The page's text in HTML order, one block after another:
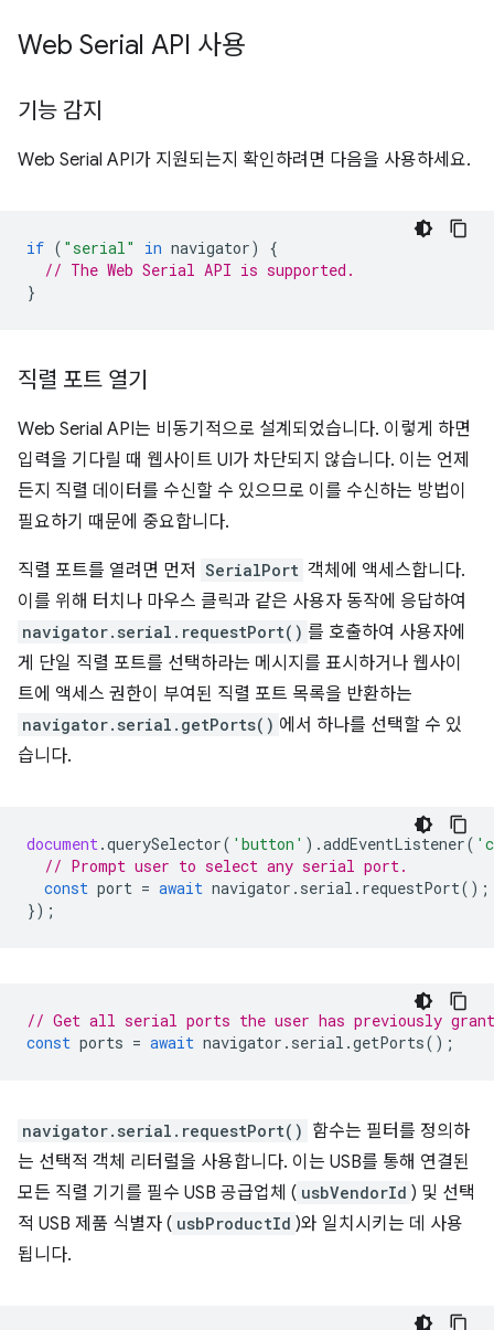
Web Serial API 사용
기능 감지
Web Serial API가 지원되는지 확인하려면 다음을 사용하세요.
if ( "serial" in navigator)
{
// The Web Serial API is supported.
}
직렬 포트 열기
Web Serial API는 비동기적으로 설계되었습니다. 이렇게 하면
입력을 기다릴 때 웹사이트 UI가 차단되지 않습니다. 이는 언제
든지 직렬 데이터를 수신할 수 있으므로 이를 수신하는 방법이
필요하기 때문에 중요합니다.
직렬 포트를 열려면 먼저 SerialPort 객체에 액세스합니다.
이를 위해 터치나 마우스 클릭과 같은 사용자 동작에 응답하여
navigator.serial.requestPort() 를 호출하여 사용자에
게 단일 직렬 포트를 선택하라는 메시지를 표시하거나 웹사이
트에 액세스 권한이 부여된 직렬 포트 목록을 반환하는
navigator.serial.getPorts() 에서 하나를 선택할 수 있
습니다.
document.querySelector( 'button' ).addEventListener(
// Prompt user to select any serial port.
const port = await navigator . serial . requestPort();
});
// Get all serial ports the user has previously
const ports = await navigator . serial .getPorts();
navigator.serial.requestPort() 함수는 필터를 정의하
는 선택적 객체 리터럴을 사용합니다. 이는 USB를 통해 연결된
모든 직렬 기기를 필수 USB 공급업체 ( usbVendorId ) 및 선택
적 USB 제품 식별자 ( usbProductId )와 일치시키는 데 사용
됩니다.